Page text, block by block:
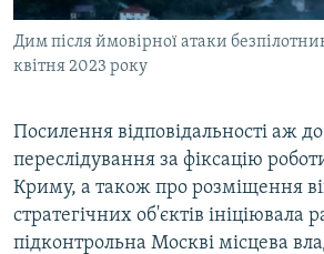
Дим після ймовірної атаки
квітня 2023 року
Посилення відповідальності аж
переслідування за фіксацію
Криму, а також про розміщення
стратегічних об'єктів ініціювала
підконтрольна Москві місцева